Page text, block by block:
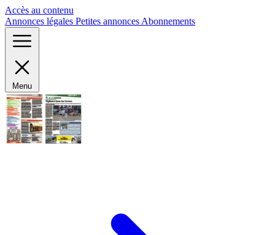
Accès au contenu
Annonces légales Petites annonces Abonnements
Menu
Panneau de gestion des cookies